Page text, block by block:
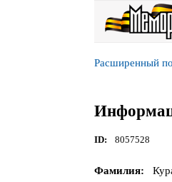
Расширенный
ID 8057528
Фамилия